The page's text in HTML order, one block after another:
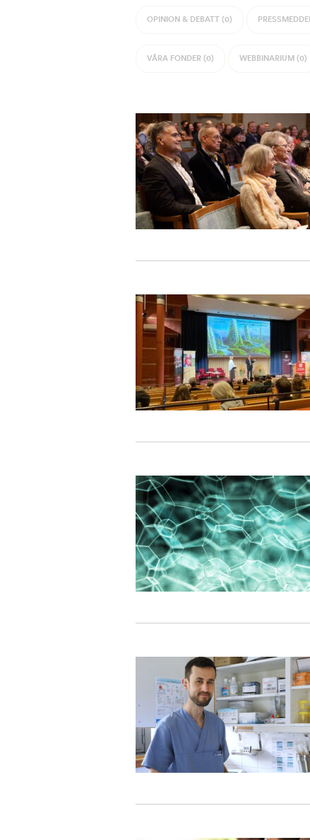
OPINION & DEBATT (0)
VÅRA FONDER (0) WEBBINARIUM (0)